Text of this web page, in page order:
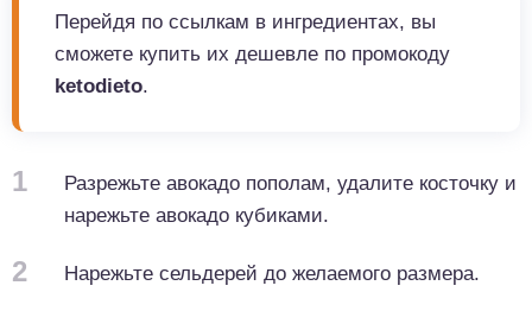
Перейдя по ссылкам в ингредиентах, вы
сможете купить их дешевле по промокоду
ketodieto.
1
Разрежьте авокадо пополам, удалите косточку и
нарежьте авокадо кубиками.
2 Нарежьте сельдерей до желаемого размера.